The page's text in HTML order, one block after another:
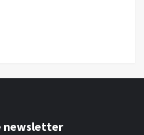
newsletter